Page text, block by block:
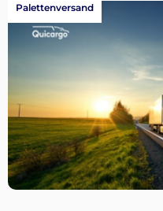
Palettenversand